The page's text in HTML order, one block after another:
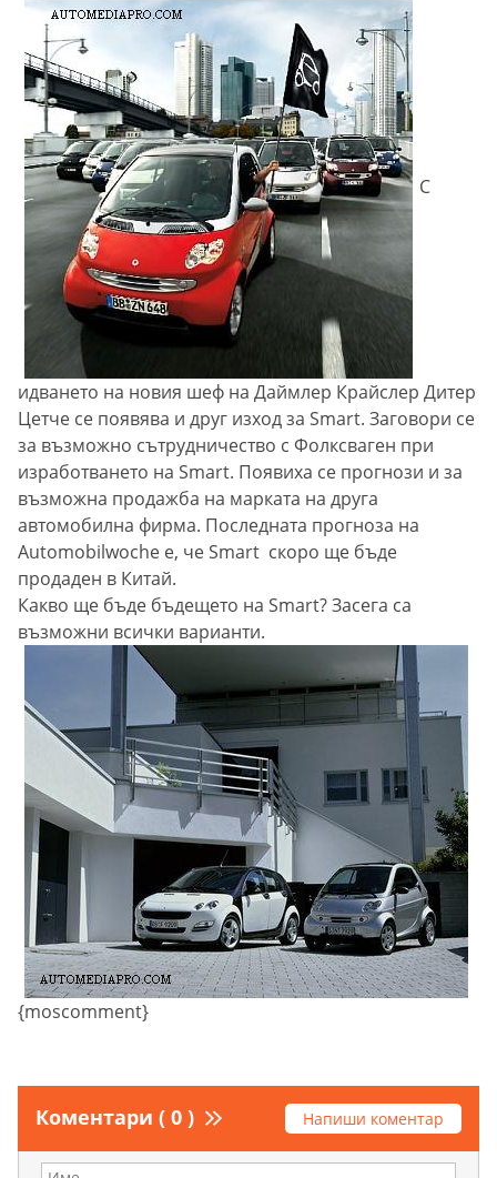
С
идването на новия шеф на Даймлер Крайслер Дитер
Цетче се появява и друг изход за Smart. Заговори се
за възможно сътрудничество с Фолксваген при
изработването на Smart. Появиха се прогнози и за
възможна продажба на марката на друга
автомобилна фирма. Последната прогноза на
Automobilwoche е, че Smart скоро ще бъде
продаден в Китай.
Какво ще бъде бъдещето на Smart? Засега са
възможни всички варианти.
{moscomment}
Коментари ( 0 ) Напиши коментар